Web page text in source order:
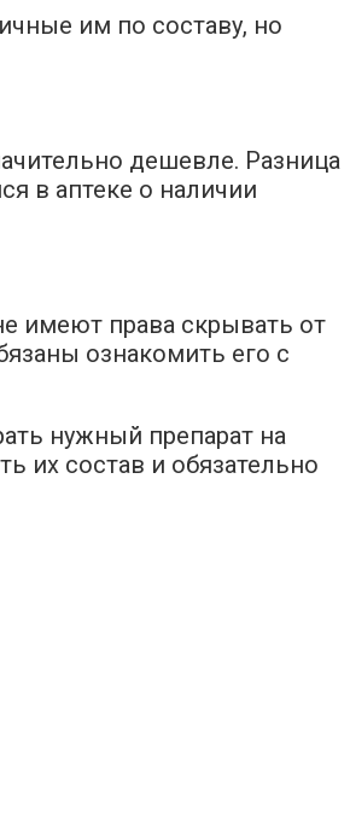
им по составу, но
дешевле. Разница
в аптеке о наличии
имеют права скрывать от
ознакомить его с
нужный препарат на
их состав и обязательно